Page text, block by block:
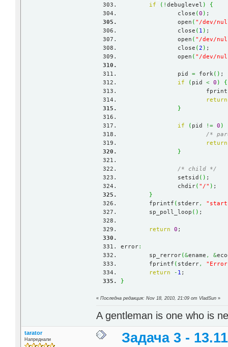
if
( !debuglevel )
{
		close
(0 ) ;
		open
( "/dev/
		close
( 1 ) ;
		open
( "/dev/
		close
(2 ) ;
		open
( "/dev/
		pid
= fork ( ) ;
if
( pid < 0 )
{
return
}
if ( pid != 0 )
/*
return
}
/* child */
		setsid
( ) ;
		chdir
( "/" ) ;
}
	fprintf
( stderr,
	sp_poll_loop
( ) ;
return 0 ;
error:
	sp_rerror
(&ename , &
	fprintf
( stderr,
return
- 1 ;
}
«Последна редакция: Nov 18, 2010, 21:09 от VladSun »
A gentleman is one who is
tarator
Напреднали Задача 3 -